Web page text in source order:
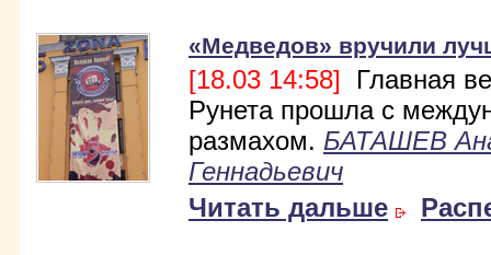
«Медведов» вручили
[18.03 14:58] Главная
Рунета прошла с
размахом. БАТАШЕВ
Геннадьевич
Читать дальше